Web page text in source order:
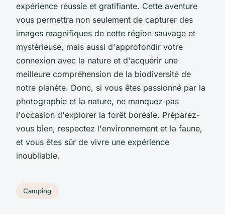
expérience réussie et gratifiante. Cette aventure
vous permettra non seulement de capturer des
images magnifiques de cette région sauvage et
mystérieuse, mais aussi d'approfondir votre
connexion avec la nature et d'acquérir une
meilleure compréhension de la biodiversité de
notre planète. Donc, si vous êtes passionné par la
photographie et la nature, ne manquez pas
l'occasion d'explorer la forêt boréale. Préparez-
vous bien, respectez l'environnement et la faune,
et vous êtes sûr de vivre une expérience
inoubliable.
Camping